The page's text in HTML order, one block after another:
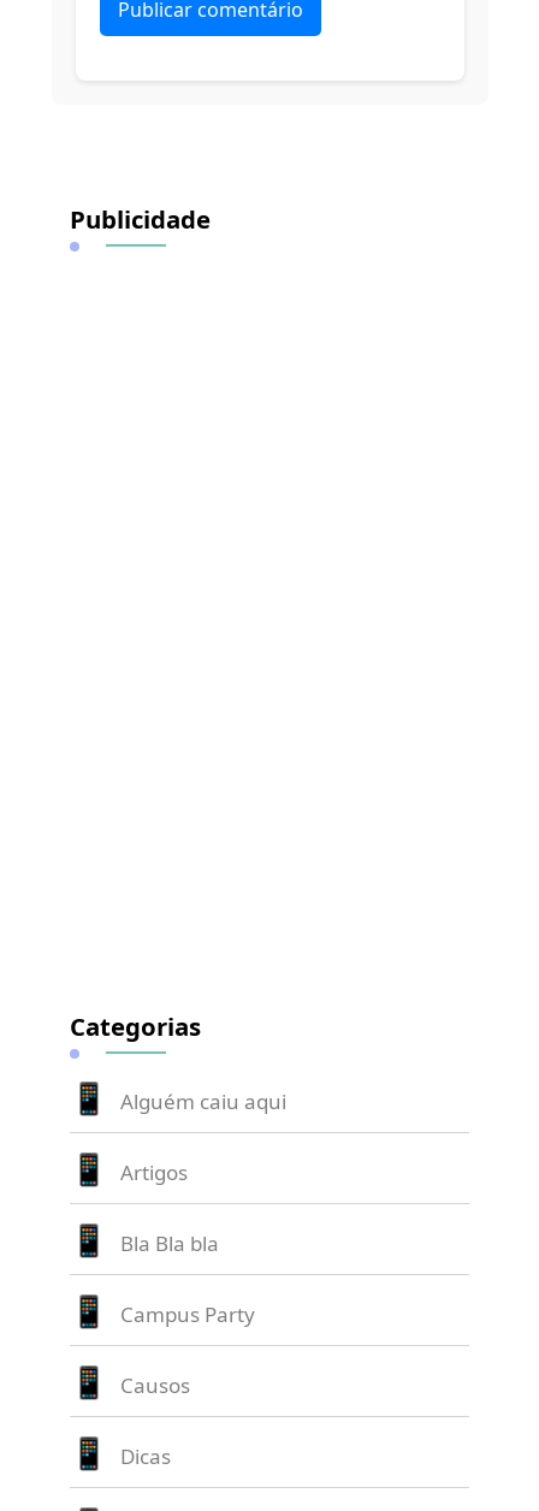
Publicidade
Categorias
Alguém caiu aqui
Artigos
Bla Bla bla
Campus Party
Causos
Dicas